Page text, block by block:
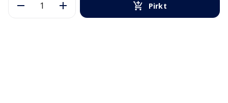
Pirkt